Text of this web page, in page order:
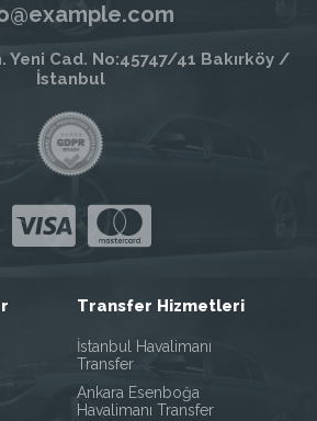
Yeni Cad. No:45747/41 Bakırköy /
İstanbul
Transfer Hizmetleri
İstanbul Havalimanı
Transfer
Ankara Esenboğa
Havalimanı Transfer